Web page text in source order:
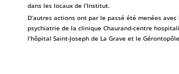
dans les locaux de l’Institut.
D’autres actions ont par le passé été menées avec
psychiatrie de la clinique Chaurand-centre
l’hôpital Saint-Joseph de La Grave et le